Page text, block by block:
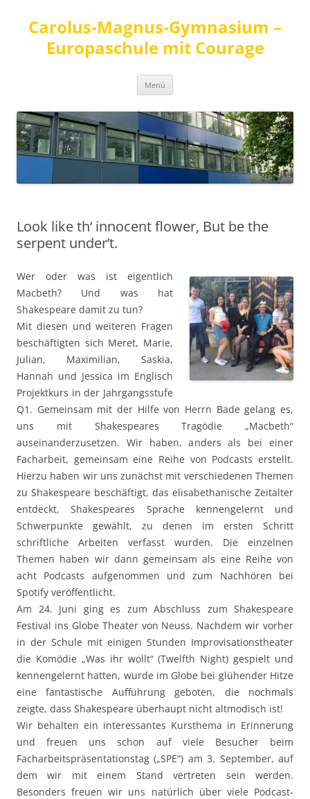
Carolus-Magnus-Gymnasium –
Europaschule mit Courage
Menü
Look like th‘ innocent flower, But be the
serpent under’t.
Wer oder was ist eigentlich
Macbeth? Und was hat
Shakespeare damit zu tun?
Mit diesen und weiteren Fragen
beschäftigten sich Meret, Marie,
Julian, Maximilian, Saskia,
Hannah und Jessica im Englisch
Projektkurs in der Jahrgangsstufe
Q1. Gemeinsam mit der Hilfe von Herrn Bade gelang es,
uns mit Shakespeares Tragödie „Macbeth“
auseinanderzusetzen. Wir haben, anders als bei einer
Facharbeit, gemeinsam eine Reihe von Podcasts erstellt.
Hierzu haben wir uns zunächst mit verschiedenen Themen
zu Shakespeare beschäftigt, das elisabethanische Zeitalter
entdeckt, Shakespeares Sprache kennengelernt und
Schwerpunkte gewählt, zu denen im ersten Schritt
schriftliche Arbeiten verfasst wurden. Die einzelnen
Themen haben wir dann gemeinsam als eine Reihe von
acht Podcasts aufgenommen und zum Nachhören bei
Spotify veröffentlicht.
Am 24. Juni ging es zum Abschluss zum Shakespeare
Festival ins Globe Theater von Neuss. Nachdem wir vorher
in der Schule mit einigen Stunden Improvisationstheater
die Komödie „Was ihr wollt“ (Twelfth Night) gespielt und
kennengelernt hatten, wurde im Globe bei glühender Hitze
eine fantastische Aufführung geboten, die nochmals
zeigte, dass Shakespeare überhaupt nicht altmodisch ist!
Wir behalten ein interessantes Kursthema in Erinnerung
und freuen uns schon auf viele Besucher beim
Facharbeitspräsentationstag („SPE“) am 3. September, auf
dem wir mit einem Stand vertreten sein werden.
Besonders freuen wir uns natürlich über viele Podcast-